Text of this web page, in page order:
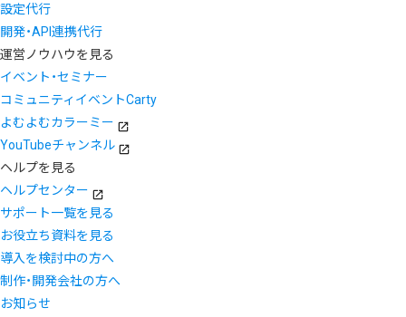
設定代行
開発・API連携代行
運営ノウハウを見る
イベント・セミナー
コミュニティイベントCarty
よむよむカラーミー
YouTubeチャンネル
ヘルプを見る
ヘルプセンター
サポート一覧を見る
お役立ち資料を見る
導入を検討中の方へ
制作・開発会社の方へ
お知らせ